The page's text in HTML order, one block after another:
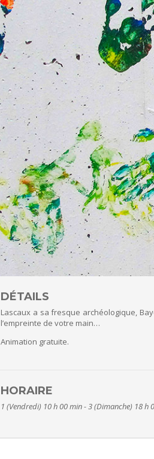
DÉTAILS
Lascaux a sa fresque archéologique,
l’empreinte de votre main…
Animation gratuite.
HORAIRE
1 (Vendredi) 10 h 00 min - 3 (Dimanche) 18 h